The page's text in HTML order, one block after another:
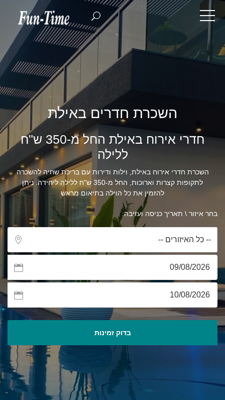
השכרת חדרים באילת
חדרי אירוח באילת החל מ-350 ש"ח
ללילה
השכרת חדרי אירוח באילת, וילות ודירות עם בריכת שחיה להשכרה
לתקופות קצרות וארוכות, החל מ-350 ש"ח ללילה ליחידה. ניתן
להזמין את כל הוילה בתיאום מראש
בחר איזור \ תאריך כניסה ועזיבה: